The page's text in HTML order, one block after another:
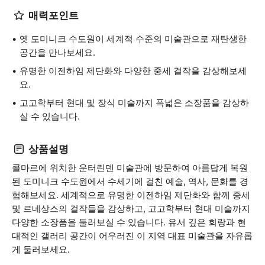
매력포인트
옛 도미니크 수도원이 세계적 수준의 미술관으로 재탄생한
공간을 만나보세요.
유명한 이젠하임 제단화와 다양한 중세 걸작을 감상해보세
요.
고고학부터 현대 및 장식 미술까지 폭넓은 소장품을 감상하
실 수 있습니다.
상품설명
콜마르에 위치한 운터린덴 미술관에 방문하여 아름답게 복원
된 도미니크 수도원에서 수세기에 걸친 예술, 역사, 문화를 경
험해보세요. 세계적으로 유명한 이젠하임 제단화와 함께 중세
및 르네상스의 걸작들을 감상하고, 고고학부터 현대 미술까지
다양한 소장품을 둘러보실 수 있습니다. 유서 깊은 회랑과 현
대적인 갤러리 공간이 어우러진 이 지역 대표 미술관을 자유롭
게 둘러보세요.